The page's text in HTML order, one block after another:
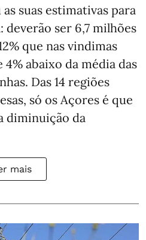
suas estimativas para
deverão ser 6,7 milhões
que nas vindimas
abaixo da média das
Das 14 regiões
só os Açores é que
diminuição da
mais